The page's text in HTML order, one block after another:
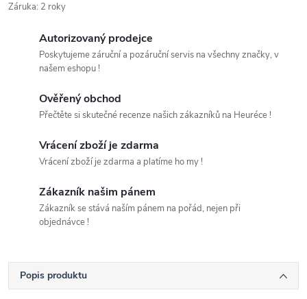
Záruka: 2 roky
Autorizovaný prodejce
Poskytujeme záruční a pozáruční servis na všechny značky, v
našem eshopu !
Ověřený obchod
Přečtěte si skutečné recenze našich zákazníků na Heuréce !
Vrácení zboží je zdarma
Vrácení zboží je zdarma a platíme ho my !
Zákazník našim pánem
Zákazník se stává naším pánem na pořád, nejen při
objednávce !
Popis produktu